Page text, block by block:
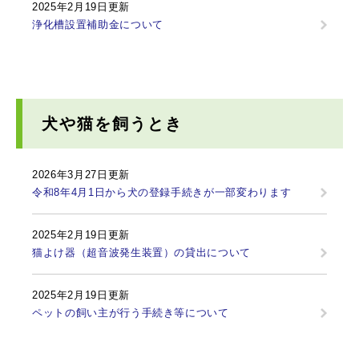
2025年2月19日更新
浄化槽設置補助金について
犬や猫を飼うとき
2026年3月27日更新
令和8年4月1日から犬の登録手続きが一部変わります
2025年2月19日更新
猫よけ器（超音波発生装置）の貸出について
2025年2月19日更新
ペットの飼い主が行う手続き等について